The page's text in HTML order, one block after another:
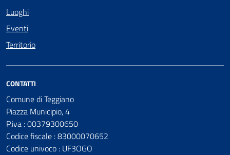
Luoghi
Eventi
Territorio
CONTATTI
Comune di Teggiano
Piazza Municipio, 4
P.iva : 00379300650
Codice fiscale : 83000070652
Codice univoco : UF3OGO